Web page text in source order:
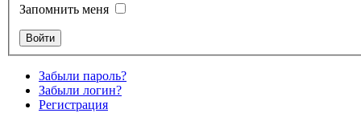
Запомнить меня
Забыли пароль?
Забыли логин?
Регистрация